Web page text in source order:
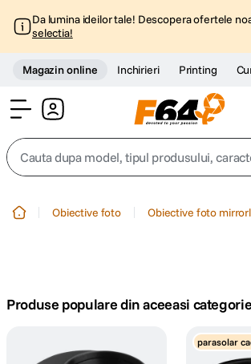
Da lumina ideilor tale! Descopera ofertele
selectia!
Magazin online Inchirieri Printing
Cauta dupa model, tipul produsului,
trepied telefon
. peak design
Obiective foto Obiective foto
Produse populare din aceeasi categorie
parasolar